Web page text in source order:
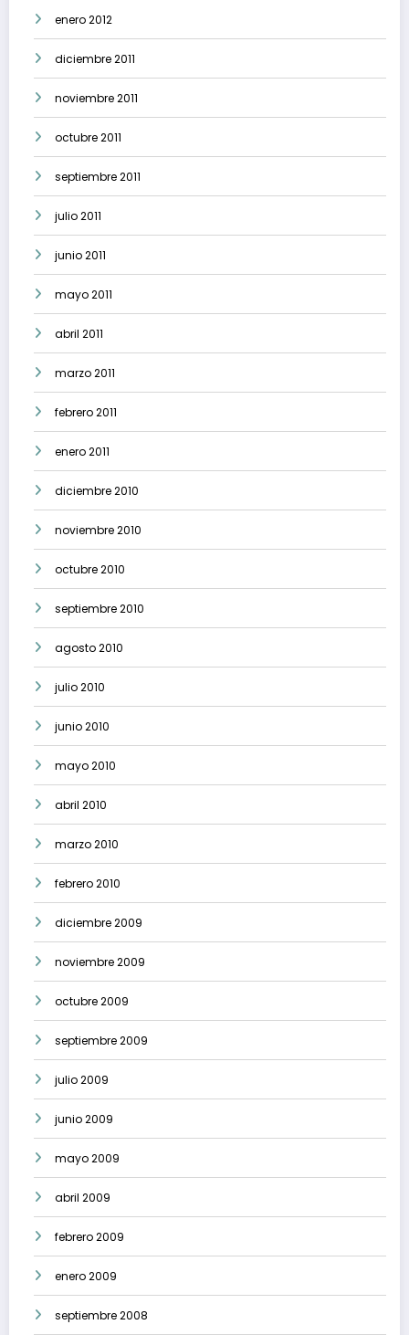
enero 2012
diciembre 2011
noviembre 2011
octubre 2011
septiembre 2011
julio 2011
junio 2011
mayo 2011
abril 2011
marzo 2011
febrero 2011
enero 2011
diciembre 2010
noviembre 2010
octubre 2010
septiembre 2010
agosto 2010
julio 2010
junio 2010
mayo 2010
abril 2010
marzo 2010
febrero 2010
diciembre 2009
noviembre 2009
octubre 2009
septiembre 2009
julio 2009
junio 2009
mayo 2009
abril 2009
febrero 2009
enero 2009
septiembre 2008